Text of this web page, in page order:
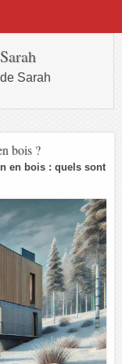
Sarah
bois ?
en bois : quels sont